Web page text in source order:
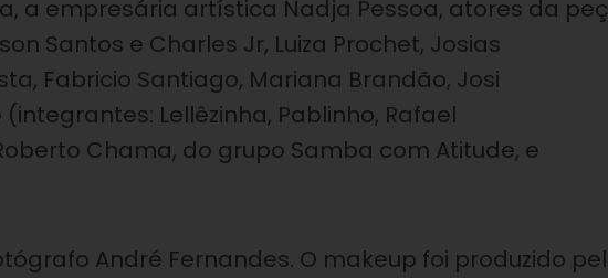
a empresária artística Nadja Pessoa, atores da
Santos e Charles Jr, Luiza Prochet, Josias
Fabricio Santiago, Mariana Brandão, Josi
Lellêzinha, Pablinho, Rafael
Chama, do grupo Samba com Atitude, e
André Fernandes. O makeup foi produzido